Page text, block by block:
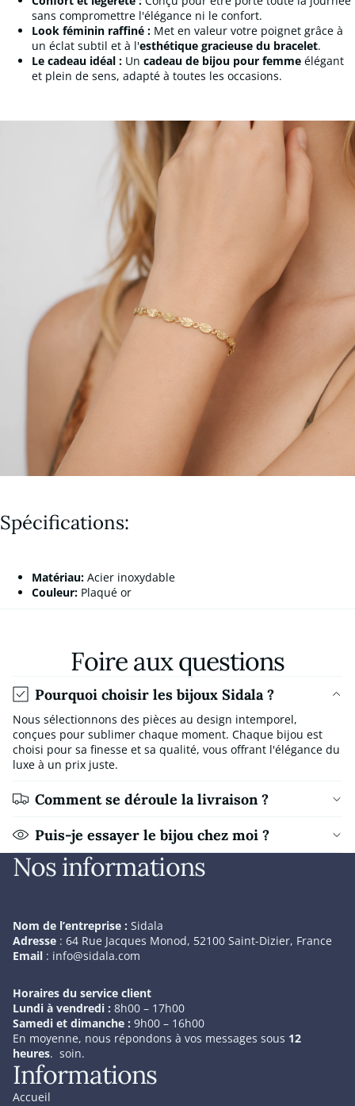
sans compromettre l'élégance ni le confort.
Look féminin raffiné : Met en valeur votre poignet grâce à
un éclat subtil et à l'esthétique gracieuse du bracelet.
Le cadeau idéal : Un cadeau de bijou pour femme élégant
et plein de sens, adapté à toutes les occasions.
Spécifications:
Matériau: Acier inoxydable
Couleur: Plaqué or
Foire aux questions
Pourquoi choisir les bijoux Sidala ?
Nous sélectionnons des pièces au design intemporel,
conçues pour sublimer chaque moment. Chaque bijou est
choisi pour sa finesse et sa qualité, vous offrant l'élégance du
luxe à un prix juste.
Comment se déroule la livraison ?
Puis-je essayer le bijou chez moi ?
Nos informations
Nom de l’entreprise : Sidala
Adresse : 64 Rue Jacques Monod, 52100 Saint-Dizier, France
Email : info@sidala.com
Horaires du service client
Lundi à vendredi : 8h00 – 17h00
Samedi et dimanche : 9h00 – 16h00
En moyenne, nous répondons à vos messages sous 12
heures. soin.
Informations
Accueil